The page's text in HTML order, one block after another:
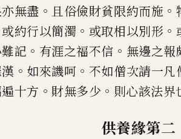
亦無盡 。 且俗儉財貧限約而施 。
或約行以簡濁 。 或取相以別形 。
記 。 有涯之福不信 。 無邊之報
。 如來譏呵 。 不如僧次請一凡
十方 。 財無多少 。 則心該法界
供養緣第二